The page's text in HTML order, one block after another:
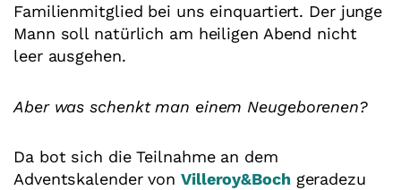
Familienmitglied bei uns einquartiert. Der junge
Mann soll natürlich am heiligen Abend nicht
leer ausgehen.
Aber was schenkt man einem Neugeborenen?
Da bot sich die Teilnahme an dem
Adventskalender von Villeroy&Bochgeradezu